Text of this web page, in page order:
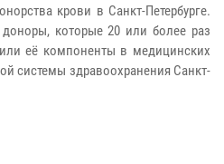
крови в Санкт-Петербурге.
которые 20 или более раз
её компоненты в медицинских
системы здравоохранения Санкт-